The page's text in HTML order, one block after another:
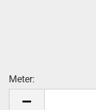
Meter: